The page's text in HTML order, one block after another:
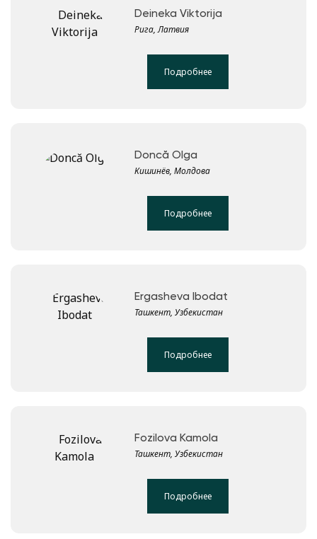
Deineka Viktorija
Рига, Латвия
Подробнее
Doncă Olga
Кишинёв, Молдова
Подробнее
Ergasheva Ibodat
Ташкент, Узбекистан
Подробнее
Fozilova Kamola
Ташкент, Узбекистан
Подробнее